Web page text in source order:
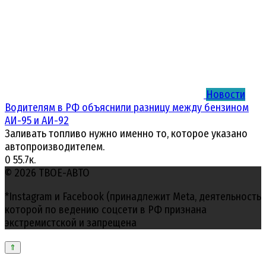
Новости
Водителям в РФ объяснили разницу между бензином
АИ-95 и АИ-92
Заливать топливо нужно именно то, которое указано
автопроизводителем.
0 55.7к.
© 2026 ТВОЕ-АВТО
*Instagram и Facebook (принадлежит Meta, деятельность
которой по ведению соцсети в РФ признана
экстремистской и запрещена